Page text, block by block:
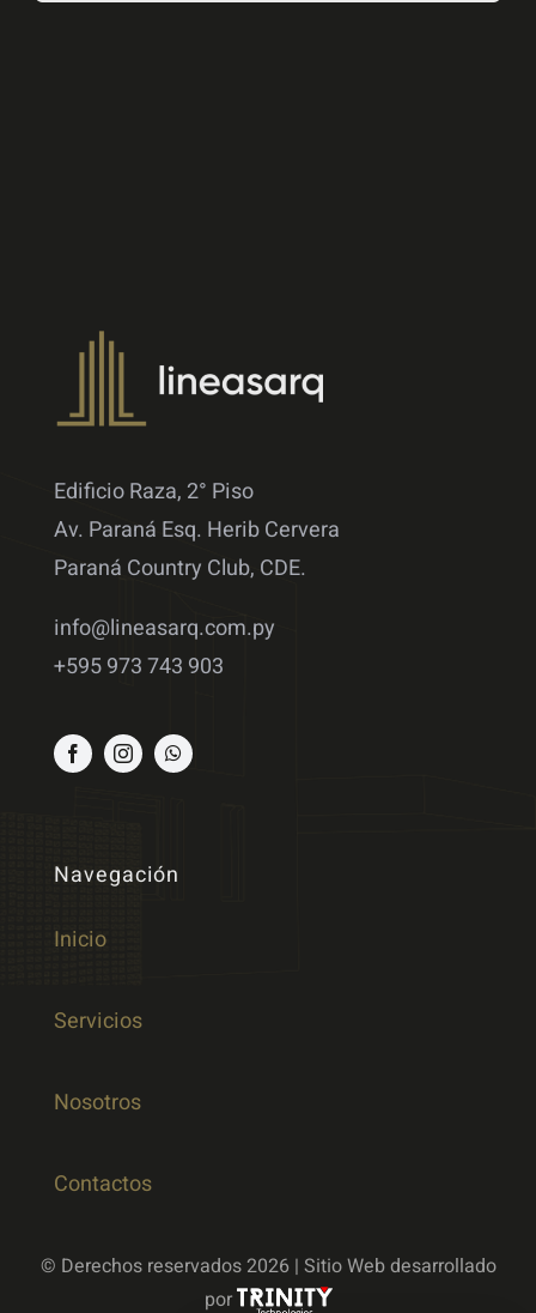
Edificio Raza, 2° Piso
Av. Paraná Esq. Herib Cervera
Paraná Country Club, CDE.
info@lineasarq.com.py
+595 973 743 903
Navegación
Inicio
Servicios
Nosotros
Contactos
© Derechos reservados 2026 | Sitio Web desarrollado
por